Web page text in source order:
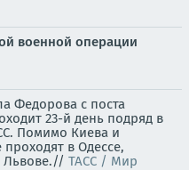
военной операции
Федорова с поста
23-й день подряд в
Помимо Киева и
в Одессе,
Львове.// ТАСС / Мир